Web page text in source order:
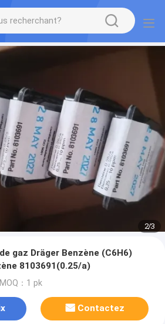
2/3
gaz Dräger Benzène (C6H6)
8103691(0.25/a)
MOQ：1 pk
Contactez